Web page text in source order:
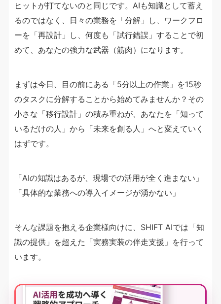
ヒットが打てないのと同じです。AIも知識として蓄え
るのではなく、日々の業務を「分解」し、ワークフロ
ーを「再設計」し、何度も「試行錯誤」することで初
めて、あなたの強力な武器（筋肉）になります。
まずは今日、目の前にある「5分以上の作業」を15秒
のタスクに分解することから始めてみませんか？その
小さな「移行設計」の積み重ねが、あなたを「知って
いるだけの人」から「未来を創る人」へと変えていく
はずです。
「AIの知識はあるが、現場での活用が全く進まない」
「具体的な業務への導入イメージが湧かない」
そんな課題を抱える企業様向けに、SHIFT AIでは「知
識の提供」を超えた「実務実装の伴走支援」を行って
います。